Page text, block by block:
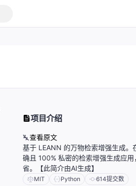
项目介绍
查看原文
基于 LEANN 的万物检索增强生成。
确且 100% 私密的检索增强生成应
省。【此简介由AI生成】
MIT Python 614提交数